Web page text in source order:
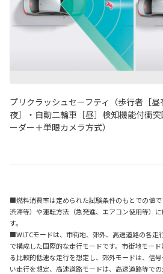
プリクラッシュセーフティ（歩行者［
夜］・自動二輪車［昼］検知機能付衝
ーダー＋単眼カメラ方式）
■燃料消費率は定められた試験条件のもとでの値で
渋滞等）や運転方法（急発進、エアコン使用等）
す。
■WLTCモードは、市街地、郊外、高速道路の各走
で構成した国際的な走行モードです。市街地モー
る比較的低速な走行を想定し、郊外モードは、信
い走行を想定、高速道路モードは、高速道路等での